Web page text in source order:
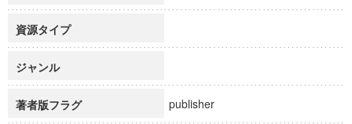
資源タイプ
ジャンル
著者版フラグ publisher